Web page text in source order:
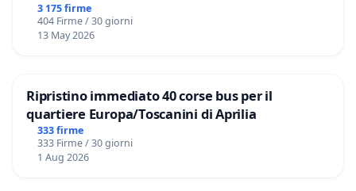
3 175 firme
404 Firme / 30 giorni
13 May 2026
Ripristino immediato 40 corse bus per il
quartiere Europa/Toscanini di Aprilia
333 firme
333 Firme / 30 giorni
1 Aug 2026